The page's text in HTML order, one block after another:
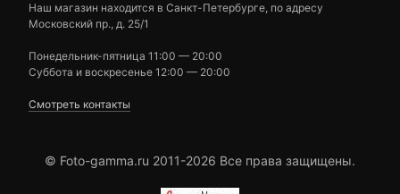
Наш магазин находится в Санкт-Петербурге, по адресу
Московский пр., д. 25/1
Понедельник-пятница 11:00 — 20:00
Суббота и воскресенье 12:00 — 20:00
Смотреть контакты
© Foto-gamma.ru 2011-2026 Все права защищены.